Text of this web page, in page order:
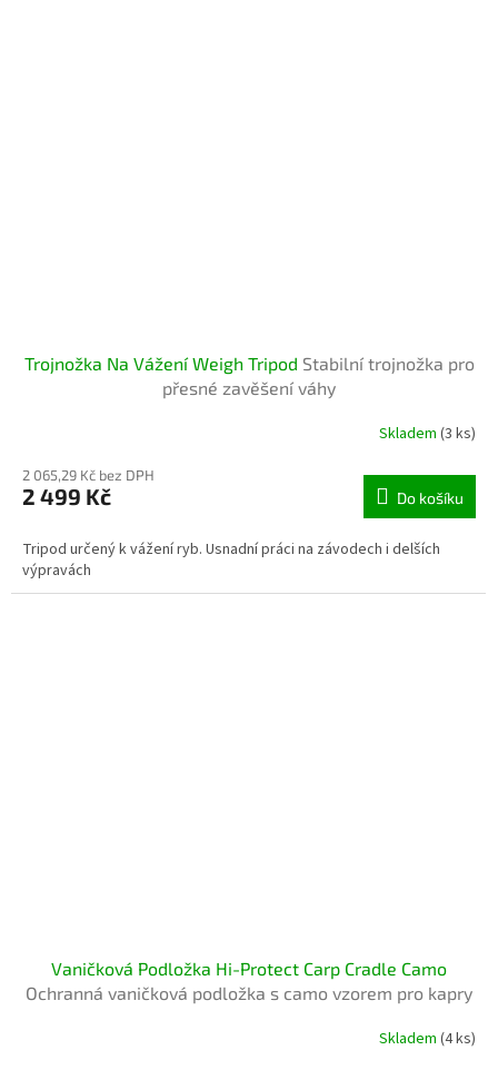
Trojnožka Na Vážení Weigh Tripod Stabilní trojnožka pro
přesné zavěšení váhy
Skladem (3 ks)
2 065,29 Kč bez DPH
2 499 Kč Do košíku
Tripod určený k vážení ryb. Usnadní práci na závodech i delších
výpravách
Vaničková Podložka Hi-Protect Carp Cradle Camo
Ochranná vaničková podložka s camo vzorem pro kapry
Skladem (4 ks)